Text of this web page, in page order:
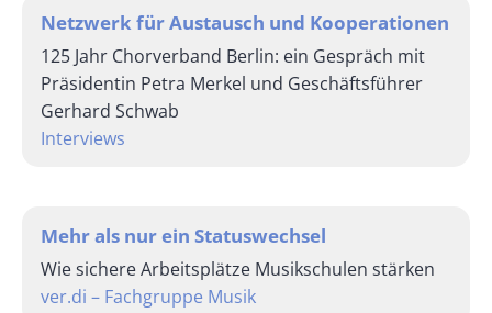
Netzwerk für Austausch und Kooperationen
125 Jahr Chorverband Berlin: ein Gespräch mit
Präsidentin Petra Merkel und Geschäftsführer
Gerhard Schwab
Interviews
Mehr als nur ein Statuswechsel
Wie sichere Arbeitsplätze Musikschulen stärken
ver.di – Fachgruppe Musik